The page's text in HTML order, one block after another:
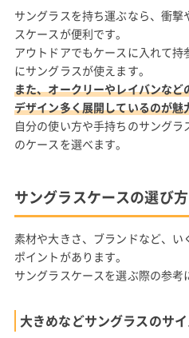
サングラスを持ち運ぶなら、衝
スケースが便利です。
アウトドアでもケースに入れて
にサングラスが使えます。
また、オークリーやレイバンな
デザイン多く展開しているのが魅
自分の使い方や手持ちのサング
のケースを選べます。
サングラスケースの選び方
素材や大きさ、ブランドなど、
ポイントがあります。
サングラスケースを選ぶ際の参考
大きめなどサングラスのサ